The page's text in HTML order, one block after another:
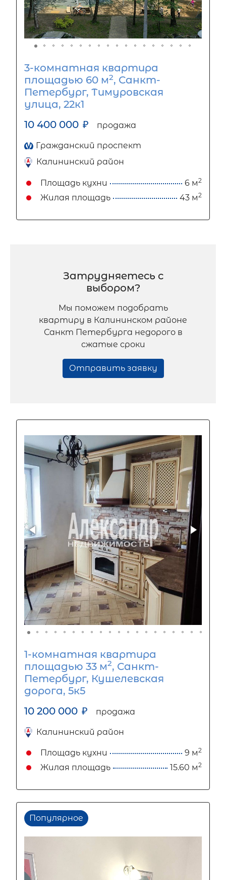
3-комнатная квартира
площадью 60 м2, Санкт-
Петербург, Тимуровская
улица, 22к1
10 400 000 ₽ продажа
Гражданский проспект
Калининский район
Площадь кухни 6 м2
Жилая площадь 43 м2
Затрудняетесь с
выбором?
Мы поможем подобрать
квартиру в Калининском районе
Санкт Петербурга недорого в
сжатые сроки
Отправить заявку
1-комнатная квартира
площадью 33 м2, Санкт-
Петербург, Кушелевская
дорога, 5к5
10 200 000 ₽ продажа
Калининский район
Площадь кухни 9 м2
Жилая площадь 15.60 м2
Популярное